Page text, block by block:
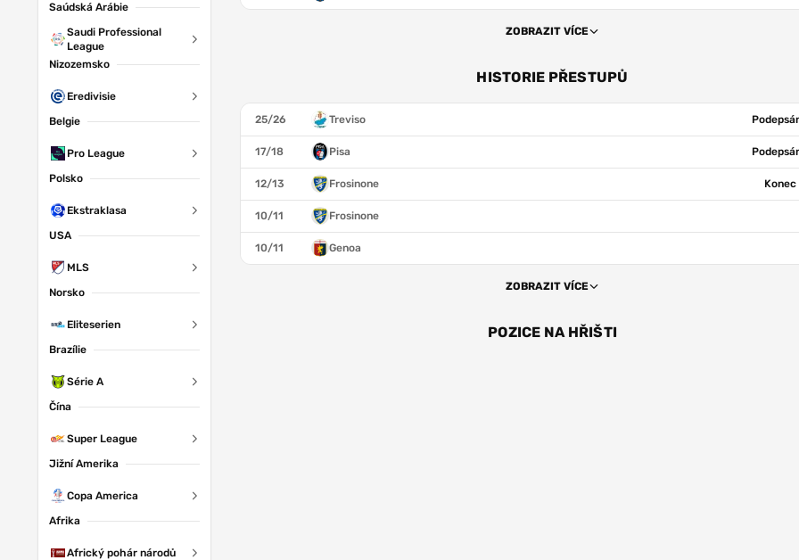
Saúdská Arábie
Saudi Professional
League
Nizozemsko
Eredivisie
Belgie
Pro League
Polsko
Ekstraklasa
USA
MLS
Norsko
Eliteserien
Brazílie
Série A
Čína
Super League
Jižní Amerika
Copa America
Afrika
Africký pohár národů
ZOBRAZIT VÍCE
HISTORIE PŘESTUPŮ
25/26 Treviso
17/18 Pisa
12/13 Frosinone
10/11 Frosinone
10/11 Genoa
ZOBRAZIT VÍCE
POZICE NA HŘIŠTI